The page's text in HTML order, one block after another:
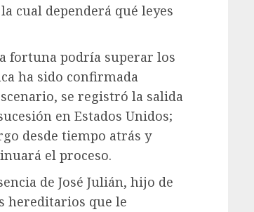
cual dependerá qué leyes
fortuna podría superar los
ha sido confirmada
se registró la salida
en Estados Unidos;
desde tiempo atrás y
el proceso.
de José Julián, hijo de
hereditarios que le